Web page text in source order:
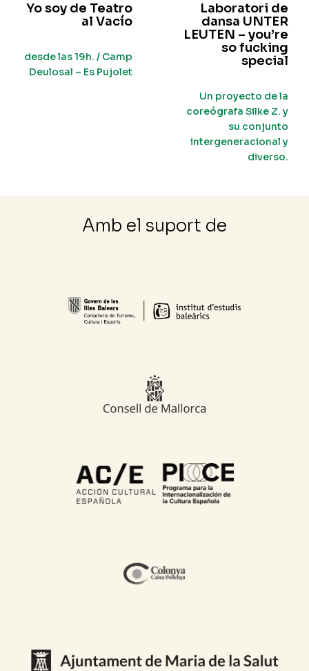
Yo soy de Teatro
al Vacío
desde las 19h. / Camp
Deulosal – Es Pujolet
Laboratori de
dansa UNTER
LEUTEN – you’re
so fucking
special
Un proyecto de la
coreógrafa Silke Z. y
su conjunto
intergeneracional y
diverso.
Amb el suport de